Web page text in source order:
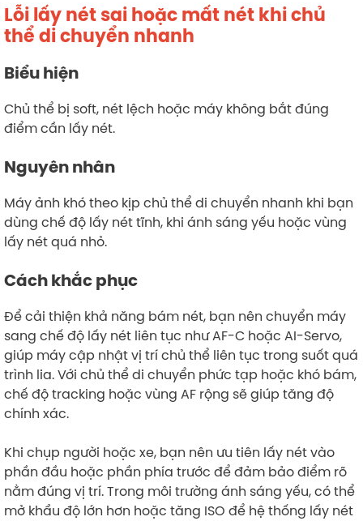
Lỗi lấy nét sai hoặc mất nét khi chủ
thể di chuyển nhanh
Biểu hiện
Chủ thể bị soft, nét lệch hoặc máy không bắt đúng
điểm cần lấy nét.
Nguyên nhân
Máy ảnh khó theo kịp chủ thể di chuyển nhanh khi bạn
dùng chế độ lấy nét tĩnh, khi ánh sáng yếu hoặc vùng
lấy nét quá nhỏ.
Cách khắc phục
Để cải thiện khả năng bám nét, bạn nên chuyển máy
sang chế độ lấy nét liên tục như AF-C hoặc AI-Servo,
giúp máy cập nhật vị trí chủ thể liên tục trong suốt quá
trình lia. Với chủ thể di chuyển phức tạp hoặc khó bám,
chế độ tracking hoặc vùng AF rộng sẽ giúp tăng độ
chính xác.
Khi chụp người hoặc xe, bạn nên ưu tiên lấy nét vào
phần đầu hoặc phần phía trước để đảm bảo điểm rõ
nằm đúng vị trí. Trong môi trường ánh sáng yếu, có thể
mở khẩu độ lớn hơn hoặc tăng ISO để hệ thống lấy nét